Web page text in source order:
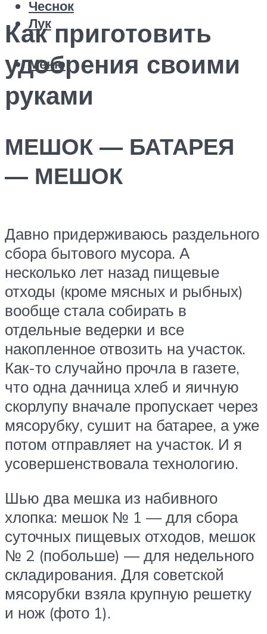
Чеснок
Лук
Меню
Как приготовить
удобрения своими
руками
МЕШОК — БАТАРЕЯ
— МЕШОК
Давно придерживаюсь раздельного
сбора бытового мусора. А
несколько лет назад пищевые
отходы (кроме мясных и рыбных)
вообще стала собирать в
отдельные ведерки и все
накопленное отвозить на участок.
Как-то случайно прочла в газете,
что одна дачница хлеб и яичную
скорлупу вначале пропускает через
мясорубку, сушит на батарее, а уже
потом отправляет на участок. И я
усовершенствовала технологию.
Шью два мешка из набивного
хлопка: мешок № 1 — для сбора
суточных пищевых отходов, мешок
№ 2 (побольше) — для недельного
складирования. Для советской
мясорубки взяла крупную решетку
и нож (фото 1).